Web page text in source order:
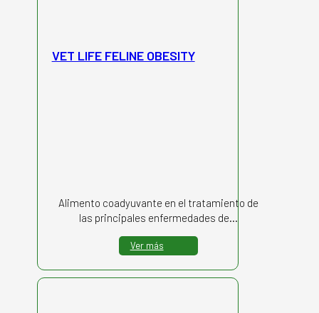
VET LIFE FELINE OBESITY
Alimento coadyuvante en el tratamiento de
las principales enfermedades de…
Ver más